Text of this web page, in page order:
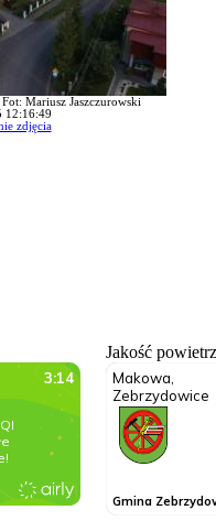
Mariusz Jaszczurowski
12:16:49
zdjęcia
Jakość